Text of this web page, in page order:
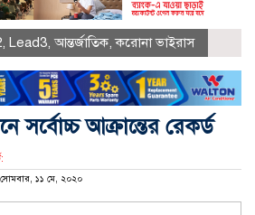
, Lead3, আন্তর্জাতিক,করোনা ভাইরাস
সর্বোচ্চ আক্রান্তের রেকর্ড
১১ মে, ২০২০